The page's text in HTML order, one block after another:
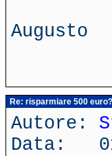
Augusto
Re: risparmiare 500 euro?
Autore:
Data: